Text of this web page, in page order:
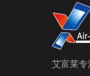
艾富莱专